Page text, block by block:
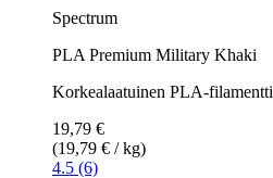
Spectrum
PLA Premium Military Khaki
Korkealaatuinen PLA-filamentti
19,79 €
(19,79 € / kg)
4.5 (6)